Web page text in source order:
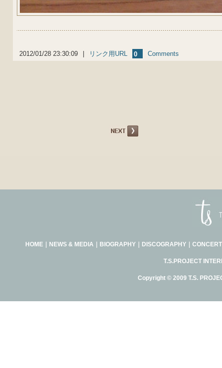
2012/01/28 23:30:09 リンク用URL 0 Comments
HOME｜ NEWS & MEDIA BIOGRAPHY｜ DISCOGRAPHY｜
T.S.PROJECT
Copyright © 2009 T.S.